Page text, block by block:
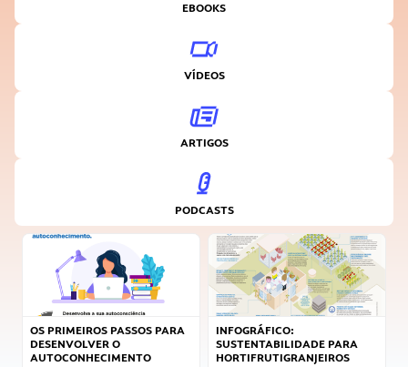
EBOOKS
VÍDEOS
ARTIGOS
PODCASTS
OS PRIMEIROS PASSOS PARA
DESENVOLVER O
AUTOCONHECIMENTO
INFOGRÁFICO:
SUSTENTABILIDADE PARA
HORTIFRUTIGRANJEIROS